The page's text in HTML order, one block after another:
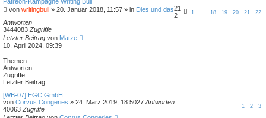
von writingbull » 20. Januar 2018, 11:57 » in Dies und das 1 18 19 20 21 22
21
2
Antworten
3444083 Zugriffe
Letzter Beitrag von Matze
10. April 2024, 09:39
Themen
Antworten
Zugriffe
Letzter Beitrag
[WB-07] EGC GmbH
von Corvus Congeries » 24. März 2019, 18:50
1 2 3
27 Antworten
40063 Zugriffe